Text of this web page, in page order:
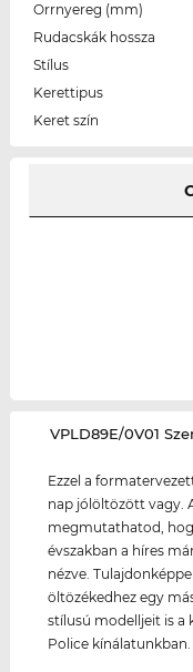
Orrnyereg (mm)
Rudacskák hossza
Stílus
Kerettipus
Keret szín
‌VPLD89E/0V01
Ezzel a
nap jólöltözött vagy.
megmutathatod,
évszakban a híres
nézve.
öltözékedhez egy
stílusú modelljeit is a
Police kínálatunkban.